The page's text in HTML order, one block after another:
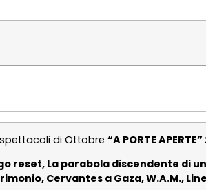
spettacoli di Ottobre “A PORTE
reset, La parabola discendente di
Cervantes a Gaza, W.A.M.,